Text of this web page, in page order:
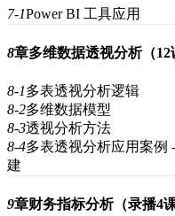
7-1Power BI 工具应用
8章多维数据透视分析（12
8-1多表透视分析逻辑
8-2多维数据模型
8-3透视分析方法
8-4多表透视分析应用案例
建
9章财务指标分析（录播4课